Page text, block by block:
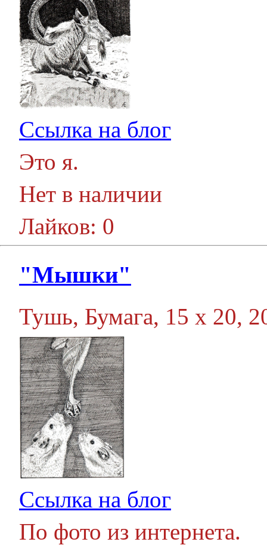
Ссылка на блог
Это я.
Нет в наличии
Лайков: 0
"Мышки"
Тушь, Бумага, 15 х 20,
Ссылка на блог
По фото из интернета.